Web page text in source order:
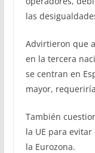
las
Advirtieron que
en la tercera
se centran en
mayor,
También
la UE para
la Eurozona.